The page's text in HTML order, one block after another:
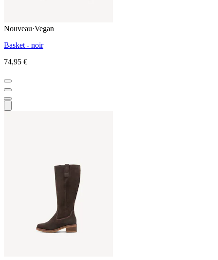
Nouveau·Vegan
Basket - noir
74,95 €